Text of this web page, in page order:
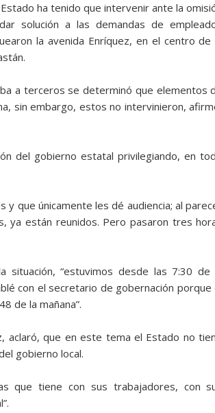
ha tenido que intervenir ante la
solución a las demandas de
la avenida Enríquez, en el centro de
a terceros se determinó que elementos
sin embargo, estos no intervinieron,
del gobierno estatal privilegiando, en
y que únicamente les dé audiencia; al
ya están reunidos. Pero pasaron tres
situación, “estuvimos desde las 7:30 de
con el secretario de gobernación porque
de la mañana”.
aclaró, que en este tema el Estado no
gobierno local.
que tiene con sus trabajadores, con